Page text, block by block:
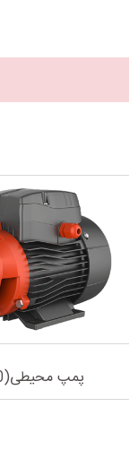
پمپ محیطی(APM60)